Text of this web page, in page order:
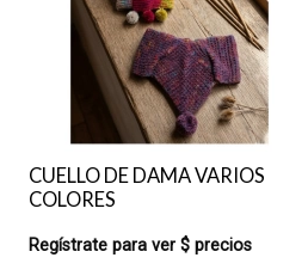
CUELLO DE DAMA VARIOS
COLORES
Regístrate para ver $ precios